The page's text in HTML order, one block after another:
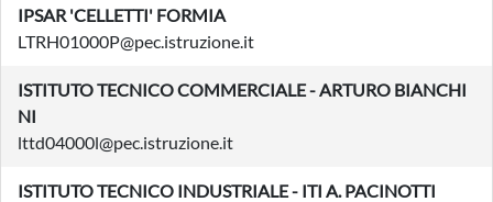
IPSAR 'CELLETTI' FORMIA
LTRH01000P@pec.istruzione.it
ISTITUTO TECNICO COMMERCIALE - ARTURO BIANCHI
NI
lttd04000l@pec.istruzione.it
ISTITUTO TECNICO INDUSTRIALE - ITI A. PACINOTTI